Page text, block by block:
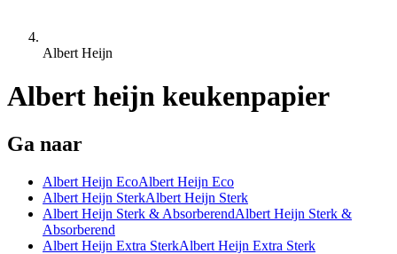
Albert Heijn
Albert heijn keukenpapier
Ga naar
Albert Heijn EcoAlbert Heijn Eco
Albert Heijn SterkAlbert Heijn Sterk
Albert Heijn Sterk & AbsorberendAlbert Heijn Sterk &
Absorberend
Albert Heijn Extra SterkAlbert Heijn Extra Sterk